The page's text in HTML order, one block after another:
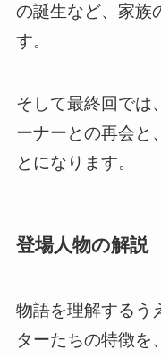
の誕生など、家族
す。
そして最終回では
ーナーとの再会と
とになります。
登場人物の解説
物語を理解するう
ターたちの特徴を